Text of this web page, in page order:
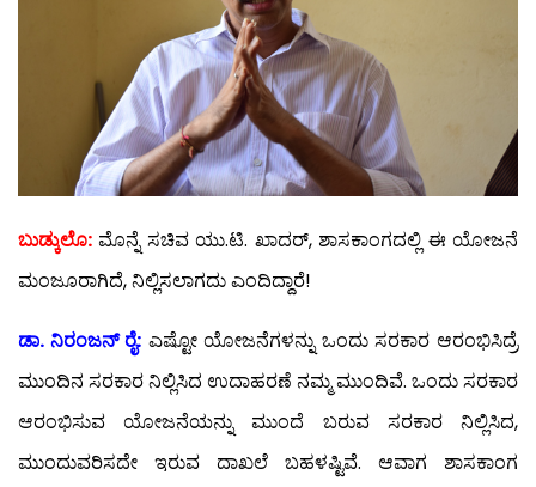
ಬುಡ್ಕುಲೊ: ಮೊನ್ನೆ ಸಚಿವ ಯು.ಟಿ. ಖಾದರ್, ಶಾಸಕಾಂಗದಲ್ಲಿ ಈ ಯೋಜನೆ
ಮಂಜೂರಾಗಿದೆ, ನಿಲ್ಲಿಸಲಾಗದು ಎಂದಿದ್ದಾರೆ!
ಡಾ. ನಿರಂಜನ್ ರೈ: ಎಷ್ಟೋ ಯೋಜನೆಗಳನ್ನು ಒಂದು ಸರಕಾರ ಆರಂಭಿಸಿದ್ರೆ
ಮುಂದಿನ ಸರಕಾರ ನಿಲ್ಲಿಸಿದ ಉದಾಹರಣೆ ನಮ್ಮ ಮುಂದಿವೆ. ಒಂದು ಸರಕಾರ
ಆರಂಭಿಸುವ ಯೋಜನೆಯನ್ನು ಮುಂದೆ ಬರುವ ಸರಕಾರ ನಿಲ್ಲಿಸಿದ,
ಮುಂದುವರಿಸದೇ ಇರುವ ದಾಖಲೆ ಬಹಳಷ್ಟಿವೆ. ಆವಾಗ ಶಾಸಕಾಂಗ